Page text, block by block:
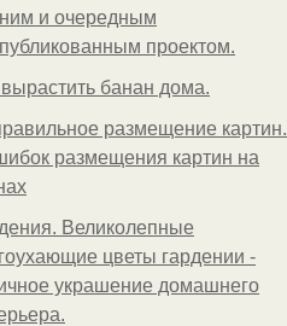
и очередным
проектом.
вырастить банан дома.
размещение картин.
размещения картин на
Великолепные
цветы гардении -
украшение домашнего